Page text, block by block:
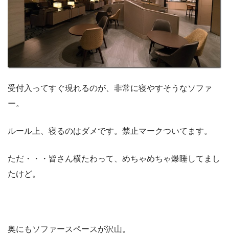
受付入ってすぐ現れるのが、非常に寝やすそうなソファ
ー。
ルール上、寝るのはダメです。禁止マークついてます。
ただ・・・皆さん横たわって、めちゃめちゃ爆睡してまし
たけど。
奥にもソファースペースが沢山。